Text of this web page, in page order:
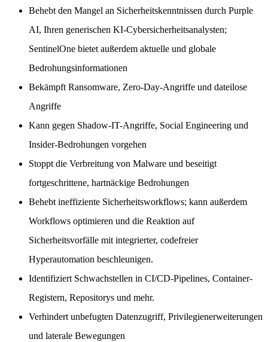
Behebt den Mangel an Sicherheitskenntnissen durch Purple
AI, Ihren generischen KI-Cybersicherheitsanalysten;
SentinelOne bietet außerdem aktuelle und globale
Bedrohungsinformationen
Bekämpft Ransomware, Zero-Day-Angriffe und dateilose
Angriffe
Kann gegen Shadow-IT-Angriffe, Social Engineering und
Insider-Bedrohungen vorgehen
Stoppt die Verbreitung von Malware und beseitigt
fortgeschrittene, hartnäckige Bedrohungen
Behebt ineffiziente Sicherheitsworkflows; kann außerdem
Workflows optimieren und die Reaktion auf
Sicherheitsvorfälle mit integrierter, codefreier
Hyperautomation beschleunigen.
Identifiziert Schwachstellen in CI/CD-Pipelines, Container-
Registern, Repositorys und mehr.
Verhindert unbefugten Datenzugriff, Privilegienerweiterungen
und laterale Bewegungen